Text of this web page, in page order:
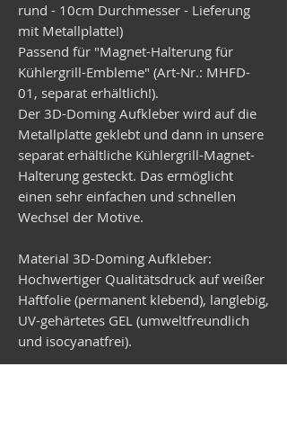
rund - 10cm Durchmesser - Lieferung
mit Metallplatte!)
Passend für "Magnet-Halterung für
Kühlergrill-Embleme" (Art-Nr.: MHFD-
01, separat erhältlich!).
Der 3D-Doming Aufkleber wird auf die
Metallplatte geklebt und dann in unsere
separat erhältliche Kühlergrill-Magnet-
Halterung gesteckt. Das ermöglicht
einen sehr einfachen und schnellen
Wechsel der Motive.
Material 3D-Doming Aufkleber:
Hochwertiger Qualitätsdruck auf weißer
Haftfolie (permanent klebend), langlebig,
UV-gehärtetes GEL (umweltfreundlich
und isocyanatfrei).